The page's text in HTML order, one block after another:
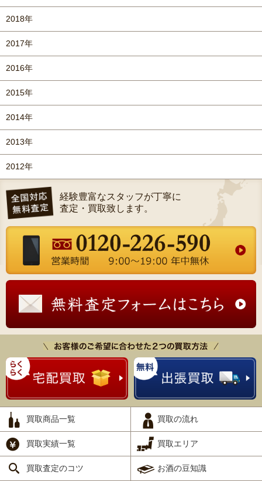
2018年
2017年
2016年
2015年
2014年
2013年
2012年
経験豊富なスタッフが丁寧に
査定・買取致します。
買取商品一覧 買取の流れ
買取実績一覧 買取エリア
買取査定のコツ お酒の豆知識